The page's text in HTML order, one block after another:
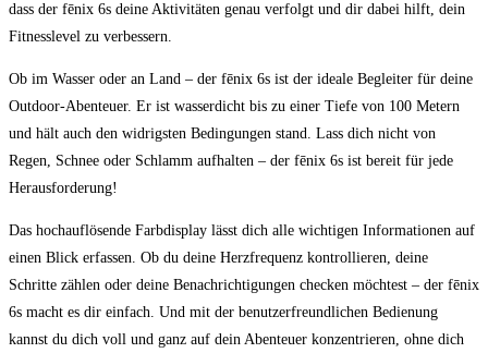
⁣dass der fēnix ⁢6s deine Aktivitäten genau verfolgt und dir dabei​ hilft, dein
Fitnesslevel zu ⁢verbessern.
Ob im Wasser oder ‌an⁤ Land – der fēnix 6s ist der ideale Begleiter für deine⁢
Outdoor-Abenteuer. ⁤Er ist wasserdicht ⁢bis zu ⁤einer⁤ Tiefe von ‍100 Metern
‍und hält auch den ‍widrigsten Bedingungen stand. Lass dich ⁤nicht von
Regen, Schnee oder​ Schlamm aufhalten‌ – der fēnix 6s ist bereit für jede
Herausforderung!
Das hochauflösende​ Farbdisplay‌ lässt dich alle ⁤wichtigen Informationen ​auf
einen ​Blick erfassen. Ob‍ du ⁣deine Herzfrequenz kontrollieren, deine⁣
Schritte ⁤zählen oder deine Benachrichtigungen checken möchtest – der fēnix
6s macht⁣ es⁣ dir einfach. ​Und mit der ⁢benutzerfreundlichen ⁤Bedienung
kannst du dich​ voll und ganz auf dein ‌Abenteuer konzentrieren, ohne dich